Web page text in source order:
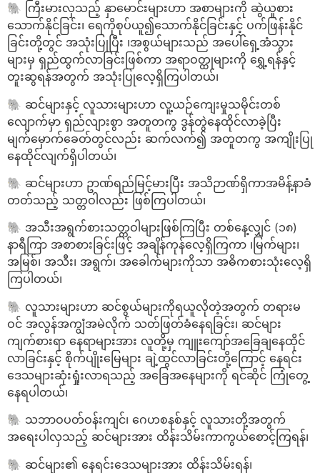
🐘 ကြီးမားလှသည့် နှာမောင်းများဟာ အစာများကို ဆွဲယူစား
သောက်နိုင်ခြင်း၊ ရေကိုစုပ်ယူ၍သောက်နိုင်ခြင်းနှင့် ပက်ဖြန်းနိုင်
ခြင်းတို့တွင် အသုံးပြုပြီး ၊အစွယ်များသည် အပေါ်ရှေ့အံသွား
များမှ ရှည်ထွက်လာခြင်းဖြစ်ကာ အရာဝတ္ထုများကို ရွှေ့ရန်နှင့်
တူးဆွရန်အတွက် အသုံးပြုလေ့ရှိကြပါတယ်၊
🐘 ဆင်များနှင့် လူသားများဟာ လူ့ယဉ်ကျေးမှုသမိုင်းတစ်
လျောက်မှာ ရှည်လျားစွာ အတူတကွ ဒွန်တွဲနေထိုင်လာခဲ့ပြီး
မျက်မှောက်ခေတ်တွင်လည်း ဆက်လက်၍ အတူတကွ အကျိုးပြု
နေထိုင်လျက်ရှိပါတယ်၊
🐘 ဆင်များဟာ ဥာဏ်ရည်မြင့်မားပြီး အသိဉာဏ်ရှိကာအမိန့်နာခံ
တတ်သည့် သတ္တဝါလည်း ဖြစ်ကြပါတယ်၊
🐘 အသီးအရွက်စားသတ္တဝါများဖြစ်ကြပြီး တစ်နေ့လျှင် (၁၈)
နာရီကြာ အစာစားခြင်းဖြင့် အချိန်ကုန်လေ့ရှိကြကာ ၊မြက်များ၊
အမြစ်၊ အသီး၊ အရွက်၊ အခေါက်များကိုသာ အဓိကစားသုံးလေ့ရှိ
ကြပါတယ်၊
🐘 လူသားများဟာ ဆင်စွယ်များကိုရယူလိုတဲ့အတွက် တရားမ
ဝင် အလွန်အကျွံအမဲလိုက် သတ်ဖြတ်ခံနေရခြင်း၊ ဆင်များ
ကျက်စားရာ နေရာများအား လူတို့မှ ကျူးကျော်အခြေချနေထိုင်
လာခြင်းနှင့် စိုက်ပျိုးမြေများ ချဲ့ထွင်လာခြင်းတို့ကြောင့် နေရင်း
ဒေသများဆုံးရှုံးလာရသည့် အခြေအနေများကို ရင်ဆိုင် ကြုံတွေ့
နေရပါတယ်၊
🐘 သဘာဝပတ်ဝန်းကျင်၊ ဂေဟစနစ်နှင့် လူသားတို့အတွက်
အရေးပါလှသည့် ဆင်များအား ထိန်းသိမ်းကာကွယ်စောင့်ကြရန်၊
🐘 ဆင်များ၏ နေရင်းဒေသများအား ထိန်းသိမ်းရန်၊